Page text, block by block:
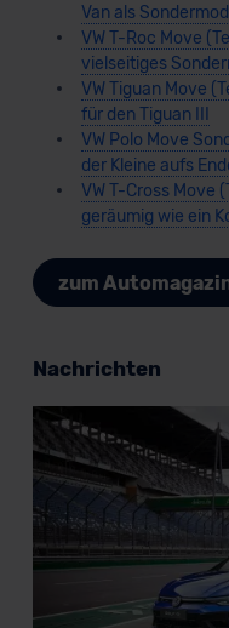
Van als
VW T-Roc Move
vielseitiges
VW Tiguan Move
für den Tiguan III
VW Polo Move
der Kleine aufs
VW T-Cross Move
geräumig wie ein
zum
Nachrichten